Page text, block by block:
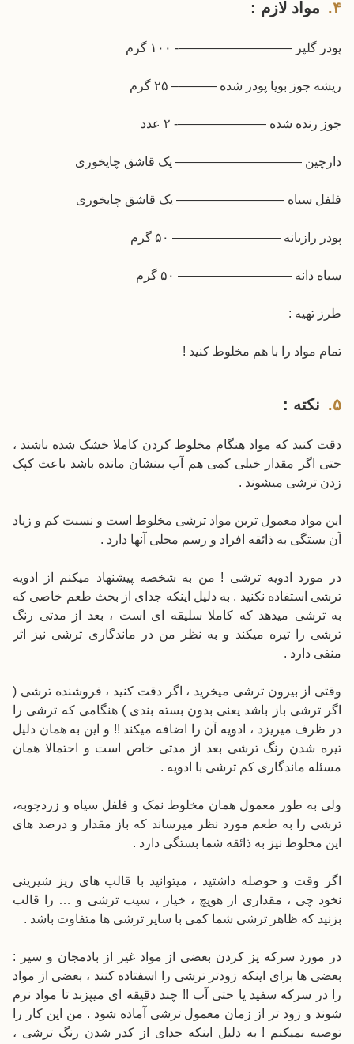
مواد لازم :
پودر گلپر —————————- ۱۰۰ گرم
ریشه جوز بویا پودر شده ———– ۲۵ گرم
جوز رنده شده ———————- ۲ عدد
دارچین —————————— یک قاشق چایخوری
فلفل سیاه ————————– یک قاشق چایخوری
پودر رازیانه ————————– ۵۰ گرم
سیاه دانه ————————— ۵۰ گرم
طرز تهیه :
تمام مواد را با هم مخلوط کنید !
نکته :
دقت کنید که مواد هنگام مخلوط کردن کاملا خشک شده باشند ،
حتی اگر مقدار خیلی کمی هم آب بینشان مانده باشد باعث کپک
زدن ترشی میشوند .
این مواد معمول ترین مواد ترشی مخلوط است و نسبت کم و زیاد
آن بستگی به ذائقه افراد و رسم محلی آنها دارد .
در مورد ادویه ترشی ! من به شخصه پیشنهاد میکنم از ادویه
ترشی استفاده نکنید . به دلیل اینکه جدای از بحث طعم خاصی که
به ترشی میدهد که کاملا سلیقه ای است ، بعد از مدتی رنگ
ترشی را تیره میکند و به نظر من در ماندگاری ترشی نیز اثر
منفی دارد .
وقتی از بیرون ترشی میخرید ، اگر دقت کنید ، فروشنده ترشی (
اگر ترشی باز باشد یعنی بدون بسته بندی ) هنگامی که ترشی را
در ظرف میریزد ، ادویه آن را اضافه میکند !! و این به همان دلیل
تیره شدن رنگ ترشی بعد از مدتی خاص است و احتمالا همان
مسئله ماندگاری کم ترشی با ادویه .
ولی به طور معمول همان مخلوط نمک و فلفل سیاه و زردچوبه،
ترشی را به طعم مورد نظر میرساند که باز مقدار و درصد های
این مخلوط نیز به ذائقه شما بستگی دارد .
اگر وقت و حوصله داشتید ، میتوانید با قالب های ریز شیرینی
نخود چی ، مقداری از هویچ ، خیار ، سیب ترشی و … را قالب
بزنید که ظاهر ترشی شما کمی با سایر ترشی ها متفاوت باشد .
در مورد سرکه پز کردن بعضی از مواد غیر از بادمجان و سیر :
بعضی ها برای اینکه زودتر ترشی را اسفتاده کنند ، بعضی از مواد
را در سرکه سفید یا حتی آب !! چند دقیقه ای میپزند تا مواد نرم
شوند و زود تر از زمان معمول ترشی آماده شود . من این کار را
توصیه نمیکنم ! به دلیل اینکه جدای از کدر شدن رنگ ترشی ،